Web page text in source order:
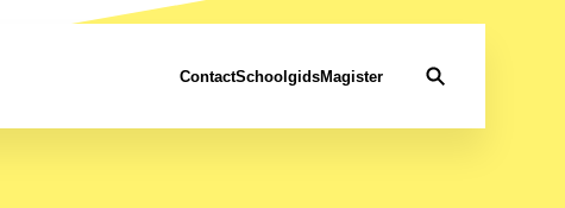
ContactSchoolgidsMagister